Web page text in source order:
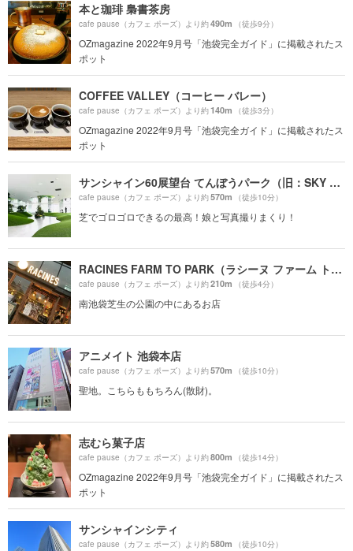
本と珈琲 梟書茶房
cafe pause（カフェ ポーズ）より約490m （徒歩9分）
OZmagazine 2022年9月号「池袋完全ガイド」に掲載されたス
ポット
COFFEE VALLEY（コーヒー バレー）
cafe pause（カフェ ポーズ）より約140m （徒歩3分）
OZmagazine 2022年9月号「池袋完全ガイド」に掲載されたス
ポット
サンシャイン60展望台 てんぼうパーク（旧：SKY CIRCUS サンシャイン60展望台）
cafe pause（カフェ ポーズ）より約570m （徒歩10分）
芝でゴロゴロできるの最高！娘と写真撮りまくり！
RACINES FARM TO PARK（ラシーヌ ファーム トゥー パーク）
cafe pause（カフェ ポーズ）より約210m （徒歩4分）
南池袋芝生の公園の中にあるお店
アニメイト 池袋本店
cafe pause（カフェ ポーズ）より約570m （徒歩10分）
聖地。こちらももちろん(散財)。
志むら菓子店
cafe pause（カフェ ポーズ）より約800m （徒歩14分）
OZmagazine 2022年9月号「池袋完全ガイド」に掲載されたス
ポット
サンシャインシティ
cafe pause（カフェ ポーズ）より約580m （徒歩10分）